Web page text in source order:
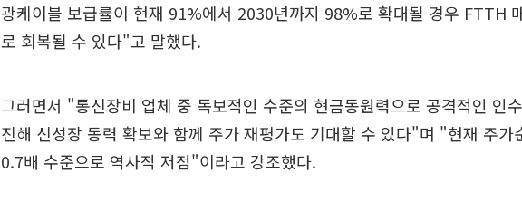
광케이블 보급률이 현재 91%에서 2030년까지 98%로 확대될 경우 FTTH
로 회복될 수 있다"고 말했다.
그러면서 "통신장비 업체 중 독보적인 수준의 현금동원력으로 공격적인 인
진해 신성장 동력 확보와 함께 주가 재평가도 기대할 수 있다"며 "현재 주가
0.7배 수준으로 역사적 저점"이라고 강조했다.